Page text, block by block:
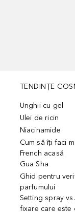
TENDINȚE
Unghii cu gel
Ulei de ricin
Niacinamide
Cum să îți faci
French acasă
Gua Sha
Ghid pentru
parfumului
Setting spray
fixare care este